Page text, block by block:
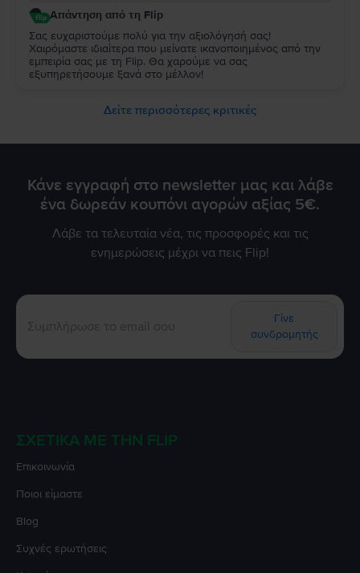
Απάντηση από τη Flip
Σας ευχαριστούμε πολύ για την αξιολόγησή σας!
Χαιρόμαστε ιδιαίτερα που μείνατε ικανοποιημένος από την
εμπειρία σας με τη Flip. Θα χαρούμε να σας
εξυπηρετήσουμε ξανά στο μέλλον!
Δείτε περισσότερες κριτικές
Κάνε εγγραφή στο newsletter μας και λάβε
ένα δωρεάν κουπόνι αγορών αξίας 5€.
Λάβε τα τελευταία νέα, τις προσφορές και τις
ενημερώσεις μέχρι να πεις Flip!
Γίνε
συνδρομητής
ΣΧΕΤΙΚΆ ΜΕ ΤΗΝ FLIP
Επικοινωνία
Ποιοι είμαστε
Blog
Συχνές ερωτήσεις